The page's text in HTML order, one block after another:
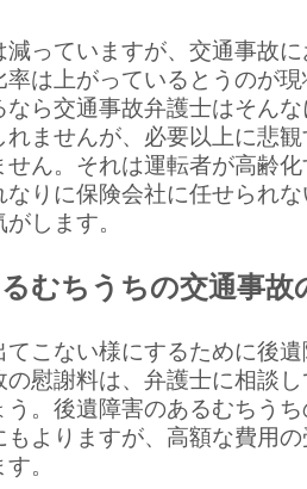
減っていますが、交通事故
率は上がっているとうのが
なら交通事故弁護士はそん
れませんが、必要以上に悲
せん。それは運転者が高齢
なりに保険会社に任せられ
します。
むちうちの交通事故
てこない様にするために後
の慰謝料は、弁護士に相談
う。後遺障害のあるむちう
もよりますが、高額な費用
。